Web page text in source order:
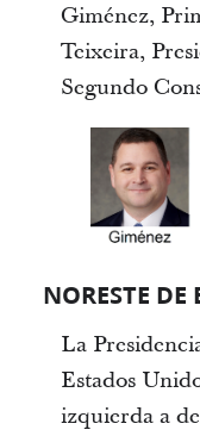
Giménez,
Teixeira,
Segundo
NORESTE
La
Estados
izquierda a